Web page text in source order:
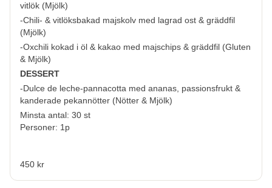
vitlök (Mjölk)
-Chili- & vitlöksbakad majskolv med lagrad ost & gräddfil
(Mjölk)
-Oxchili kokad i öl & kakao med majschips & gräddfil (Gluten
& Mjölk)
DESSERT
-Dulce de leche-pannacotta med ananas, passionsfrukt &
kanderade pekannötter (Nötter & Mjölk)
Minsta antal: 30 st
Personer: 1p
450 kr